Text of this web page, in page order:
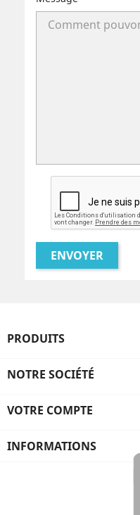
PRODUITS
NOTRE SOCIÉTÉ
VOTRE COMPTE
INFORMATIONS